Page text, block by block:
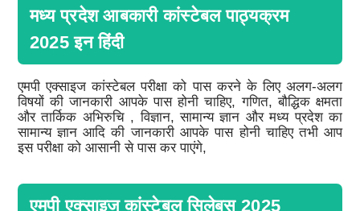
मध्य प्रदेश आबकारी कांस्टेबल पाठ्यक्रम
2025 इन हिंदी
एमपी एक्साइज कांस्टेबल परीक्षा को पास करने के लिए अलग-अलग
विषयों की जानकारी आपके पास होनी चाहिए, गणित, बौद्धिक क्षमता
और तार्किक अभिरुचि , विज्ञान, सामान्य ज्ञान और मध्य प्रदेश का
सामान्य ज्ञान आदि की जानकारी आपके पास होनी चाहिए तभी आप
इस परीक्षा को आसानी से पास कर पाएंगे,
एमपी एक्साइज कांस्टेबल सिलेबस 2025